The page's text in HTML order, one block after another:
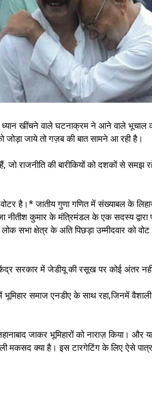
ध्यान खींचने वाले घटनाक्रम ने आने वाले भूचाल
जाये तो गज़ब की बात सामने आ रही है।
राजनीति की बारीकियों को दशकों से समझ
वोटर है।* जातीय गुणा गणित में संख्याबल के
नीतीश कुमार के मंत्रिमंडल के एक सदस्य द्वारा
सभा क्षेत्र के अति पिछड़ा उम्मीदवार को वोट
सरकार में जेडीयू की रसूख पर कोई अंतर
भूमिहार समाज एनडीए के साथ रहा,जिनमें
जाकर भूमिहारों को नाराज़ किया। और
मकसद क्या है। इस टारगेटिंग के लिए ऐसे